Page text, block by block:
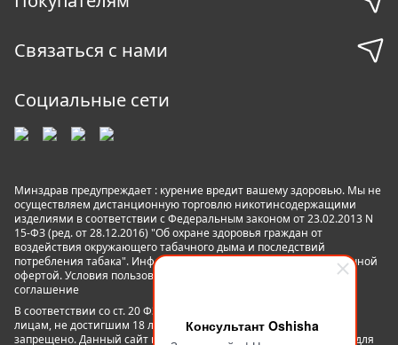
Консультант Oshisha
Связаться с нами
Социальные сети
Минздрав предупреждает : курение вредит вашему здоровью. Мы не
осуществляем дистанционную торговлю никотинсодержащими
изделиями в соответствии с Федеральным законом от 23.02.2013 N
15-ФЗ (ред. от 28.12.2016) "Об охране здоровья граждан от
воздействия окружающего табачного дыма и последствий
потребления табака". Информация на сайте не является публичной
офертой. Условия пользования сайтом
соглашение
В соответствии со ст. 20 ФЗ №15 «Об охране здоровья граждан»
лицам, не достигшим 18 лет пользование данным сайтом
запрещено. Данный сайт не является рекламой, а служит лишь для